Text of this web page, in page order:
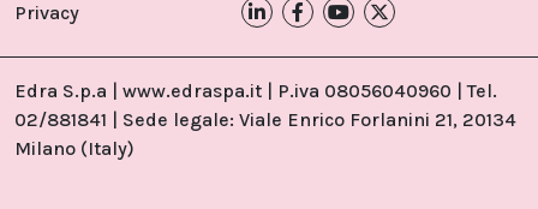
Privacy
Edra S.p.a | www.edraspa.it | P.iva 08056040960 | Tel.
02/881841 | Sede legale: Viale Enrico Forlanini 21, 20134
Milano (Italy)